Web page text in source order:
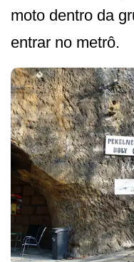
moto dentro da
entrar no metrô.